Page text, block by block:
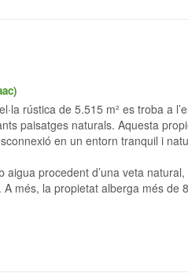
paisatges naturals. Aquesta
en un entorn tranquil i
aigua procedent d’una veta
més, la propietat alberga més de